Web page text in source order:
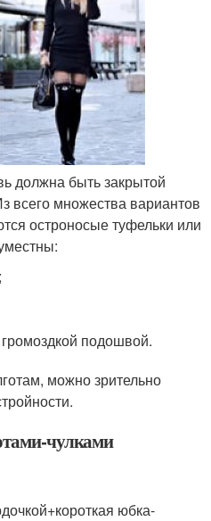
должна быть закрытой
всего множества вариантов
остроносые туфельки или
подошвой.
можно зрительно
чулками
юбка-